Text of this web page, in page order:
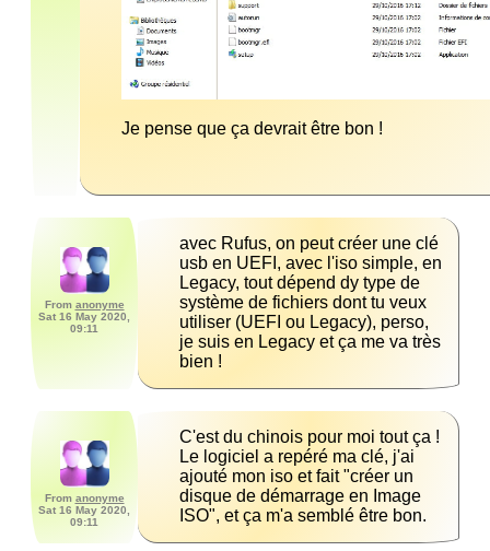
Je pense que ça devrait être bon !
From anonyme
Sat 16 May 2020,
09:11
avec Rufus, on peut créer une clé
usb en UEFI, avec l'iso simple, en
Legacy, tout dépend dy type de
système de fichiers dont tu veux
utiliser (UEFI ou Legacy), perso,
je suis en Legacy et ça me va très
bien !
From anonyme
Sat 16 May 2020,
09:11
C'est du chinois pour moi tout ça !
Le logiciel a repéré ma clé, j'ai
ajouté mon iso et fait "créer un
disque de démarrage en Image
ISO", et ça m'a semblé être bon.